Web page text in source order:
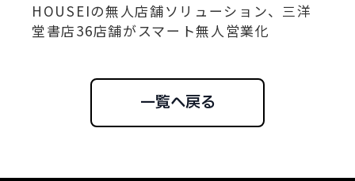
HOUSEIの無人店舗ソリューション、三洋
堂書店36店舗がスマート無人営業化
一覧へ戻る